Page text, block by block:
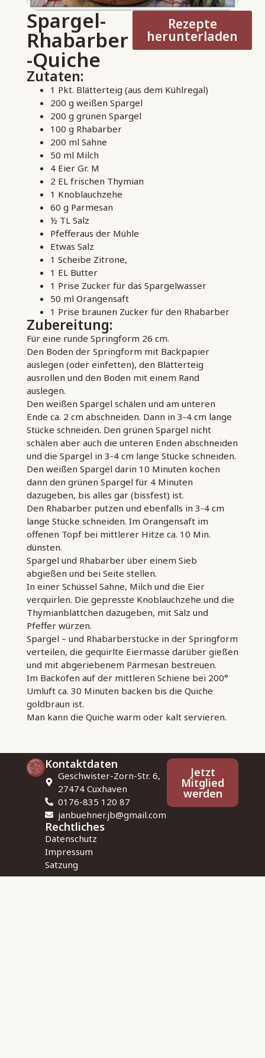
Spargel-
Rhabarber
-Quiche
Rezepte
herunterladen
Zutaten:
1 Pkt. Blätterteig (aus dem Kühlregal)
200 g weißen Spargel
200 g grünen Spargel
100 g Rhabarber
200 ml Sahne
50 ml Milch
4 Eier Gr. M
2 EL frischen Thymian
1 Knoblauchzehe
60 g Parmesan
½ TL Salz
Pfefferaus der Mühle
Etwas Salz
1 Scheibe Zitrone,
1 EL Butter
1 Prise Zucker für das Spargelwasser
50 ml Orangensaft
1 Prise braunen Zucker für den Rhabarber
Zubereitung:
Für eine runde Springform 26 cm.
Den Boden der Springform mit Backpapier
auslegen (oder einfetten), den Blätterteig
ausrollen und den Boden mit einem Rand
auslegen.
Den weißen Spargel schälen und am unteren
Ende ca. 2 cm abschneiden. Dann in 3-4 cm lange
Stücke schneiden. Den grünen Spargel nicht
schälen aber auch die unteren Enden abschneiden
und die Spargel in 3-4 cm lange Stücke schneiden.
Den weißen Spargel darin 10 Minuten kochen
dann den grünen Spargel für 4 Minuten
dazugeben, bis alles gar (bissfest) ist.
Den Rhabarber putzen und ebenfalls in 3-4 cm
lange Stücke schneiden. Im Orangensaft im
offenen Topf bei mittlerer Hitze ca. 10 Min.
dünsten.
Spargel und Rhabarber über einem Sieb
abgießen und bei Seite stellen.
In einer Schüssel Sahne, Milch und die Eier
verquirlen. Die gepresste Knoblauchzehe und die
Thymianblättchen dazugeben, mit Salz und
Pfeffer würzen.
Spargel – und Rhabarberstücke in der Springform
verteilen, die gequirlte Eiermasse darüber gießen
und mit abgeriebenem Parmesan bestreuen.
Im Backofen auf der mittleren Schiene bei 200°
Umluft ca. 30 Minuten backen bis die Quiche
goldbraun ist.
Man kann die Quiche warm oder kalt servieren.
Kontaktdaten
Geschwister-Zorn-Str. 6,
27474 Cuxhaven
0176-835 120 87
janbuehner.jb@gmail.com
Rechtliches
Datenschutz
Impressum
Satzung
Jetzt
Mitglied
werden